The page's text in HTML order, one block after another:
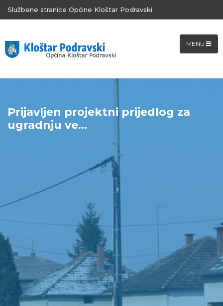
Službene stranice Općine Kloštar Podravski
MENU
Prijavljen projektni prijedlog za
ugradnju ve...